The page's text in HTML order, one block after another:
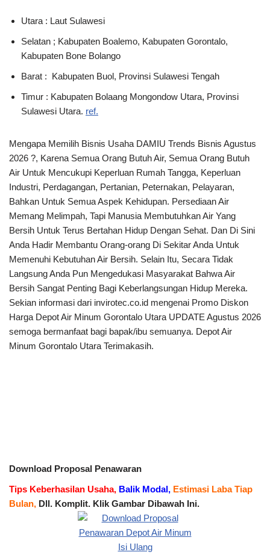
Utara : Laut Sulawesi
Selatan ; Kabupaten Boalemo, Kabupaten Gorontalo,
Kabupaten Bone Bolango
Barat : Kabupaten Buol, Provinsi Sulawesi Tengah
Timur : Kabupaten Bolaang Mongondow Utara, Provinsi
Sulawesi Utara. ref.
Mengapa Memilih Bisnis Usaha DAMIU Trends Bisnis Agustus
2026 ?, Karena Semua Orang Butuh Air, Semua Orang Butuh
Air Untuk Mencukupi Keperluan Rumah Tangga, Keperluan
Industri, Perdagangan, Pertanian, Peternakan, Pelayaran,
Bahkan Untuk Semua Aspek Kehidupan. Persediaan Air
Memang Melimpah, Tapi Manusia Membutuhkan Air Yang
Bersih Untuk Terus Bertahan Hidup Dengan Sehat. Dan Di Sini
Anda Hadir Membantu Orang-orang Di Sekitar Anda Untuk
Memenuhi Kebutuhan Air Bersih. Selain Itu, Secara Tidak
Langsung Anda Pun Mengedukasi Masyarakat Bahwa Air
Bersih Sangat Penting Bagi Keberlangsungan Hidup Mereka.
Sekian informasi dari invirotec.co.id mengenai Promo Diskon
Harga Depot Air Minum Gorontalo Utara UPDATE Agustus 2026
semoga bermanfaat bagi bapak/ibu semuanya. Depot Air
Minum Gorontalo Utara Terimakasih.
Download Proposal Penawaran
Tips Keberhasilan Usaha, Balik Modal, Estimasi Laba Tiap
Bulan, Dll. Komplit. Klik Gambar Dibawah Ini.